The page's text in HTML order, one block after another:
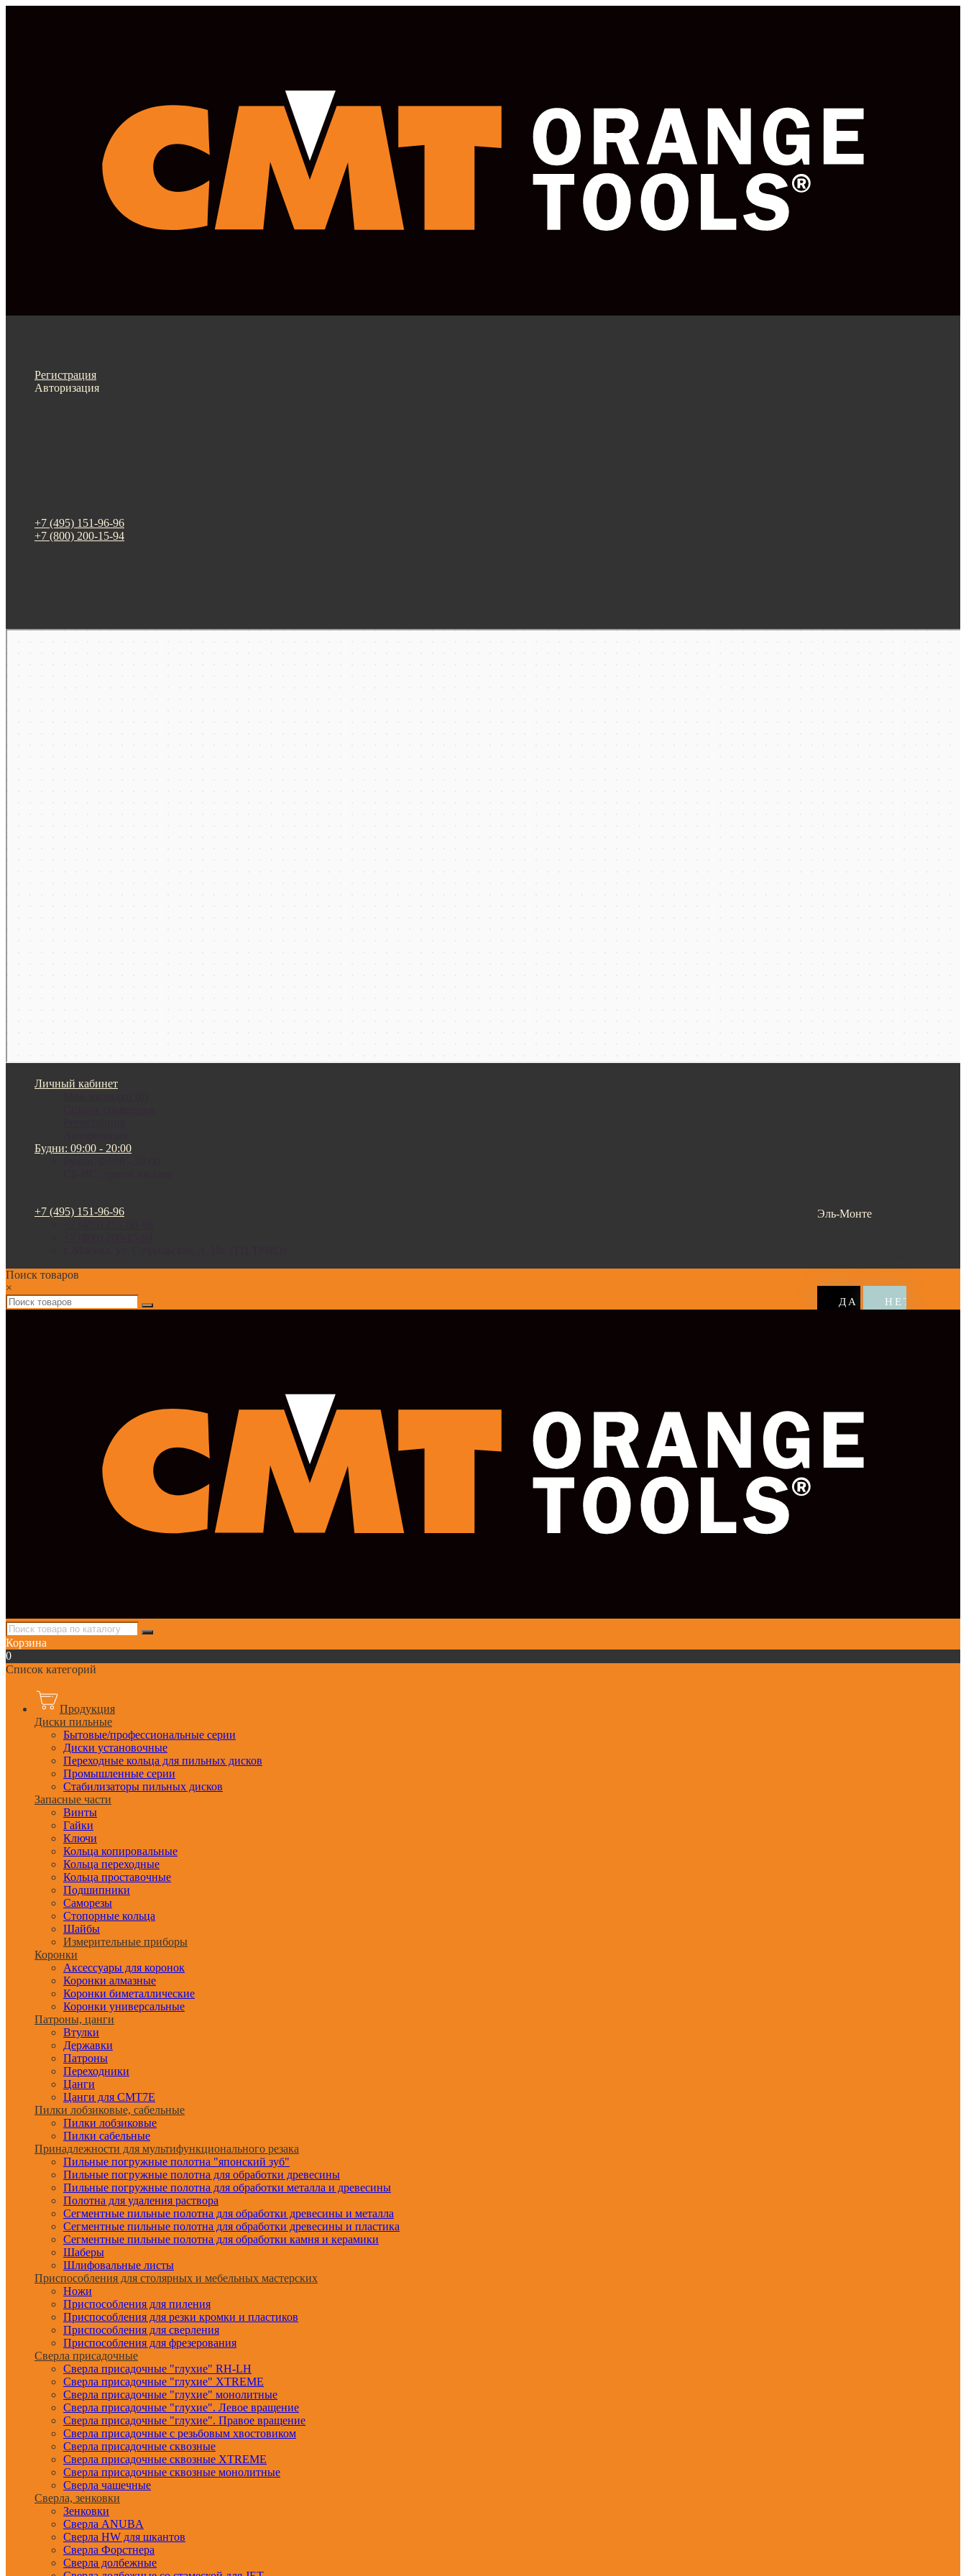
Регистрация
Авторизация
+7 (495) 151-96-96
+7 (800) 200-15-94
Москва
Личный кабинет
Будни: 09:00 - 20:00
Эль-Монте
+7 (495) 151-96-96
Поиск товаров
×
Корзина
0
Список категорий
Продукция
Диски пильные
Бытовые/профессиональные серии
Диски установочные
Переходные кольца для пильных дисков
Промышленные серии
Стабилизаторы пильных дисков
Запасные части
Винты
Гайки
Ключи
Кольца копировальные
Кольца переходные
Кольца проставочные
Подшипники
Саморезы
Стопорные кольца
Шайбы
Измерительные приборы
Коронки
Аксессуары для коронок
Коронки алмазные
Коронки биметаллические
Коронки универсальные
Патроны, цанги
Втулки
Державки
Патроны
Переходники
Цанги
Цанги для CMT7E
Пилки лобзиковые, сабельные
Пилки лобзиковые
Пилки сабельные
Принадлежности для мультифункционального резака
Пильные погружные полотна "японский зуб"
Пильные погружные полотна для обработки древесины
Пильные погружные полотна для обработки металла и древесины
Полотна для удаления раствора
Сегментные пильные полотна для обработки древесины и металла
Сегментные пильные полотна для обработки древесины и пластика
Сегментные пильные полотна для обработки камня и керамики
Шаберы
Шлифовальные листы
Приспособления для столярных и мебельных мастерских
Ножи
Приспособления для пиления
Приспособления для резки кромки и пластиков
Приспособления для сверления
Приспособления для фрезерования
Сверла присадочные
Сверла присадочные "глухие" RH-LH
Сверла присадочные "глухие" XTREME
Сверла присадочные "глухие" монолитные
Сверла присадочные "глухие". Левое вращение
Сверла присадочные "глухие". Правое вращение
Сверла присадочные с резьбовым хвостовиком
Сверла присадочные сквозные
Сверла присадочные сквозные XTREME
Сверла присадочные сквозные монолитные
Сверла чашечные
Сверла, зенковки
Зенковки
Сверла ANUBA
Сверла HW для шкантов
Сверла Форстнера
Сверла долбежные